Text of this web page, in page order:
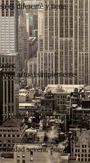
es diferente y tiene
actual simplemente
podemos hacer nada.
severa, pues